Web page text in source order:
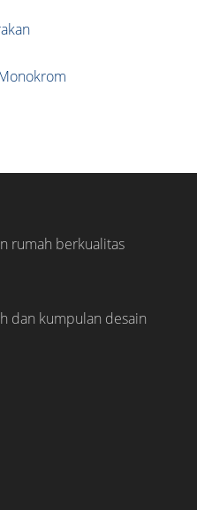
rumah berkualitas
dan kumpulan desain